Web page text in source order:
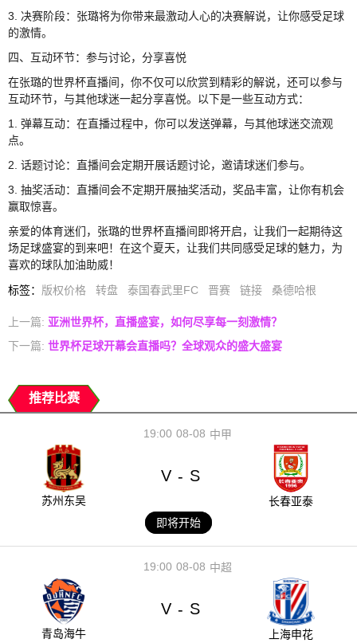
3. 决赛阶段：张璐将为你带来最激动人心的决赛解说，让你感受足球
的激情。
四、互动环节：参与讨论，分享喜悦
在张璐的世界杯直播间，你不仅可以欣赏到精彩的解说，还可以参与
互动环节，与其他球迷一起分享喜悦。以下是一些互动方式：
1. 弹幕互动：在直播过程中，你可以发送弹幕，与其他球迷交流观
点。
2. 话题讨论：直播间会定期开展话题讨论，邀请球迷们参与。
3. 抽奖活动：直播间会不定期开展抽奖活动，奖品丰富，让你有机会
赢取惊喜。
亲爱的体育迷们，张璐的世界杯直播间即将开启，让我们一起期待这
场足球盛宴的到来吧！在这个夏天，让我们共同感受足球的魅力，为
喜欢的球队加油助威！
标签： 版权价格 转盘 泰国春武里FC 晋赛 链接 桑德哈根
上一篇: 亚洲世界杯，直播盛宴，如何尽享每一刻激情？
下一篇: 世界杯足球开幕会直播吗？全球观众的盛大盛宴
推荐比赛
08-08
19:00 中甲
苏州东吴
V - S
长春亚泰
即将开始
08-08
19:00 中超
青岛海牛
V - S
上海申花